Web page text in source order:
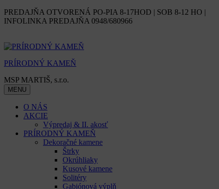
Skip
to
PREDAJŇA OTVORENÁ PO-PIA 8-17HOD | SOB 8-12 HO |
INFOLINKA PREDAJŇA 0948/680966
PRÍRODNÝ KAMEŇ
MSP MARTIŠ, s.r.o.
MENU
O NÁS
AKCIE
Výpredaj & II. akosť
PRÍRODNÝ KAMEŇ
Dekoračné kamene
Štrky
Okrúhliaky
Kusové kamene
Solitéry
Gabiónová výplň